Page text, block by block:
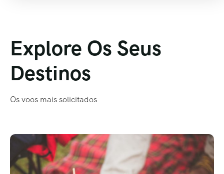
Explore Os Seus
Destinos
Os voos mais solicitados